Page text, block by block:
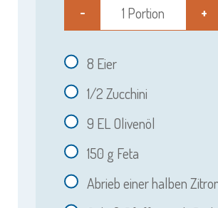
- 1 Portion +
8 Eier
1/2Zucchini
9 EL Olivenöl
150 g Feta
Abrieb einer halben